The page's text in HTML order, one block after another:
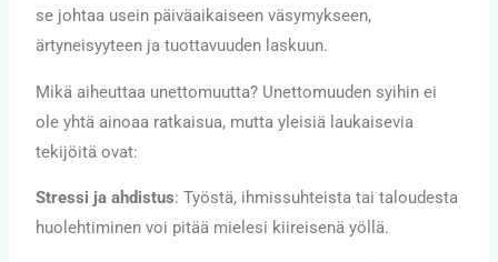
se johtaa usein päiväaikaiseen väsymykseen,
ärtyneisyyteen ja tuottavuuden laskuun.
Mikä aiheuttaa unettomuutta? Unettomuuden syihin ei
ole yhtä ainoaa ratkaisua, mutta yleisiä laukaisevia
tekijöitä ovat:
Stressi ja ahdistus: Työstä, ihmissuhteista tai taloudesta
huolehtiminen voi pitää mielesi kiireisenä yöllä.